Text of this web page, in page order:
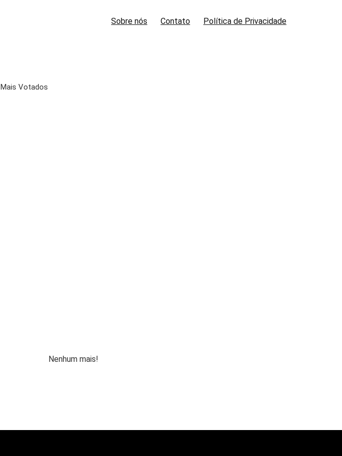
Sobre nós Contato Política de Privacidade
Mais Votados
Nenhum mais!